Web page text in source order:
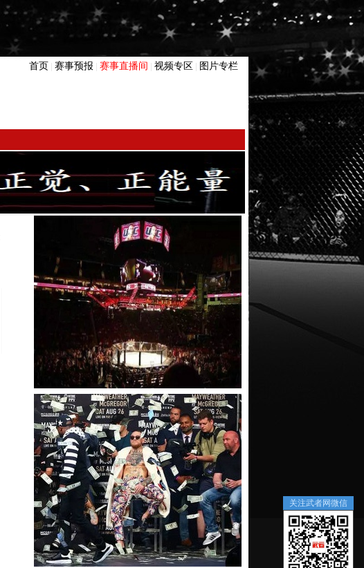
首页 赛事预报 赛事直播间 视频专区 图片专栏
关注武者网微信